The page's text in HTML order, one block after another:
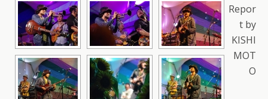
Repor
t by
KISHI
MOT
O